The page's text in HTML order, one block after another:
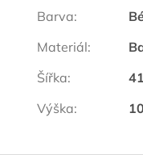
Barva:
Materiál:
Šířka:
41
Výška: